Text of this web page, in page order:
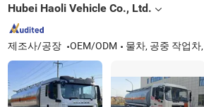
Hubei Haoli Vehicle Co., Ltd.
제조사/공장 OEM/ODM 물차, 공중 작업차, 도로 유지보수차, 아스팔트 포장차, 전원 공급차, 긴급